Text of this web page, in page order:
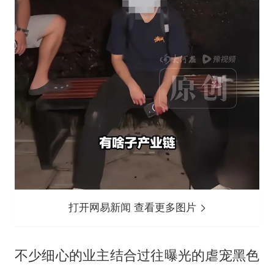
打开网易新闻 查看更多图片
不少细心的业主结合过往曝光的虐宠黑色